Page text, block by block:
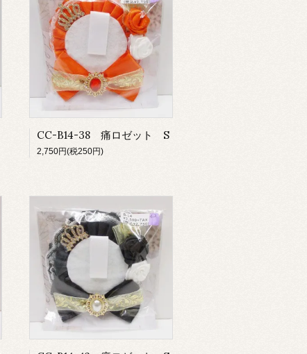
CC-B14-38 痛ロゼット S
2,750円(税250円)